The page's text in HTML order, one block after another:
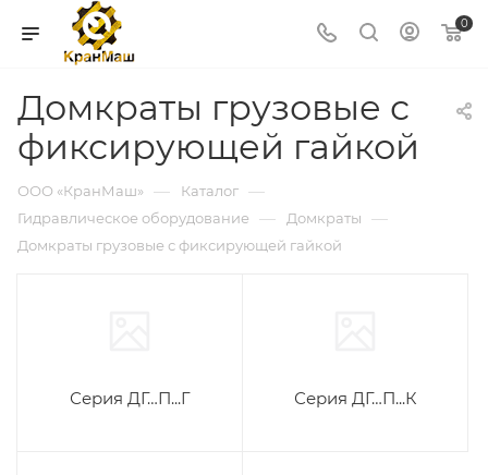
0
Домкраты грузовые с
фиксирующей гайкой
ООО «КранМаш» — Каталог —
Гидравлическое оборудование — Домкраты —
Домкраты грузовые с фиксирующей гайкой
Серия ДГ…П...Г Серия ДГ…П...К